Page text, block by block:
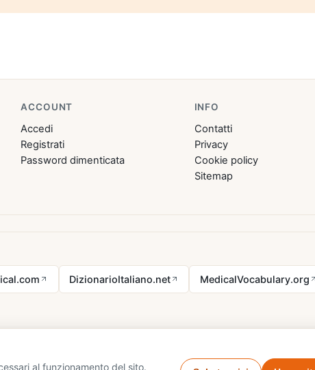
ACCOUNT
Accedi
Registrati
Password dimenticata
INFO
Contatti
Privacy
Cookie policy
Sitemap
DizionarioItaliano.net MedicalVocabulary.org
al funzionamento del sito.